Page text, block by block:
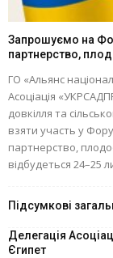
Запрошуємо на
партнерство,
ГО «Альянс
Асоціація
довкілля та
взяти участь у
партнерство,
відбудеться 24–25
Підсумкові
Делегація
Єгипет